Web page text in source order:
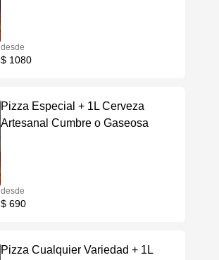
desde
$ 1080
Pizza Especial + 1L Cerveza
Artesanal Cumbre o Gaseosa
desde
$ 690
Pizza Cualquier Variedad + 1L